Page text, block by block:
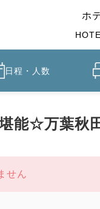
ホ
日程・人数
能☆万葉秋
せん